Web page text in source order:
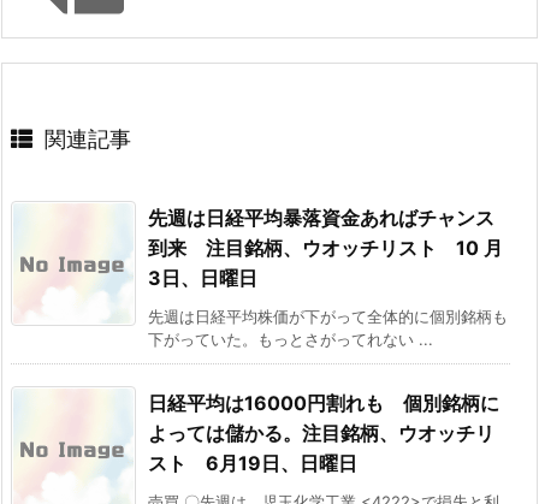
関連記事
先週は日経平均暴落資金あればチャンス
到来 注目銘柄、ウオッチリスト 10 月
3日、日曜日
先週は日経平均株価が下がって全体的に個別銘柄も
下がっていた。もっとさがってれない ...
日経平均は16000円割れも 個別銘柄に
よっては儲かる。注目銘柄、ウオッチリ
スト 6月19日、日曜日